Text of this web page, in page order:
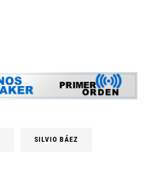
SILVIO BÁEZ